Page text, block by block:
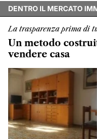
DENTRO IL MERCATO
La trasparenza prima di
Un metodo
vendere casa